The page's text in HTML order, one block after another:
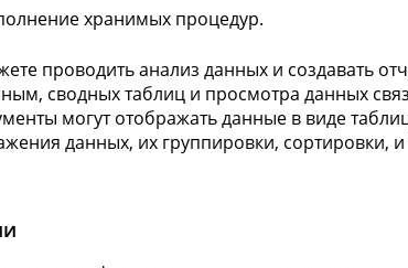
хранимых процедур.
проводить анализ данных и создавать
сводных таблиц и просмотра данных
могут отображать данные в виде
данных, их группировки, сортировки, и